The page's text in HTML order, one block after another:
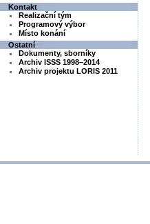
Kontakt
Realizační tým
Programový výbor
Místo konání
Ostatní
Dokumenty, sborníky
Archiv ISSS 1998–2014
Archiv projektu LORIS 2011